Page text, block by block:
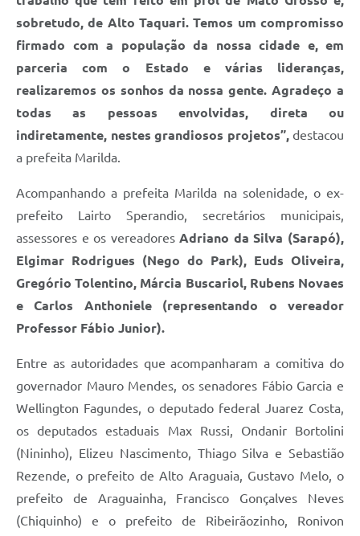
sobretudo, de Alto Taquari. Temos um compromisso
firmado com a população da nossa cidade e, em
parceria com o Estado e várias lideranças,
realizaremos os sonhos da nossa gente. Agradeço a
todas as pessoas envolvidas, direta ou
indiretamente, nestes grandiosos projetos”, destacou
a prefeita Marilda.
Acompanhando a prefeita Marilda na solenidade, o ex-
prefeito Lairto Sperandio, secretários municipais,
assessores e os vereadores Adriano da Silva (Sarapó),
Elgimar Rodrigues (Nego do Park), Euds Oliveira,
Gregório Tolentino, Márcia Buscariol, Rubens Novaes
e Carlos Anthoniele (representando o vereador
Professor Fábio Junior).
Entre as autoridades que acompanharam a comitiva do
governador Mauro Mendes, os senadores Fábio Garcia e
Wellington Fagundes, o deputado federal Juarez Costa,
os deputados estaduais Max Russi, Ondanir Bortolini
(Nininho), Elizeu Nascimento, Thiago Silva e Sebastião
Rezende, o prefeito de Alto Araguaia, Gustavo Melo, o
prefeito de Araguainha, Francisco Gonçalves Neves
(Chiquinho) e o prefeito de Ribeirãozinho, Ronivon